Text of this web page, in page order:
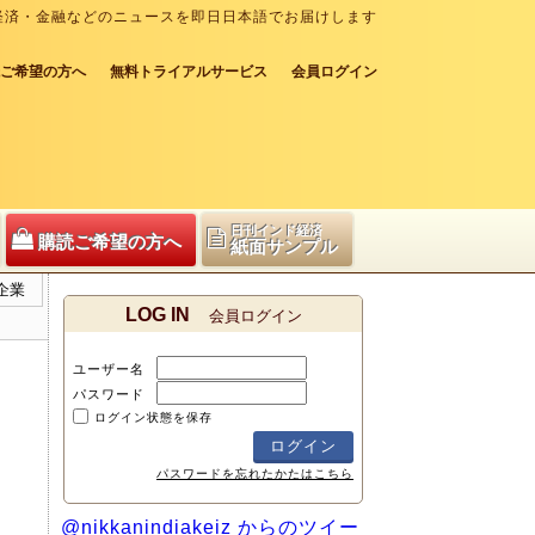
・金融などのニュースを即日日本語でお届けします
希望の方へ 無料トライアルサービス 会員ログイン
購読ご希望の方へ
日刊インド経済
紙面サンプル
業
LOG IN 会員ログイン
ユーザー名
パスワード
ログイン状態を保存
パスワードを忘れたかたはこちら
@nikkanindiakeiz からのツイー